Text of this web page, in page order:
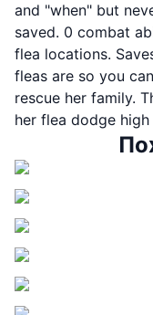
and "when" but
saved. 0 combat
flea locations.
fleas are so you
rescue her family.
her flea dodge